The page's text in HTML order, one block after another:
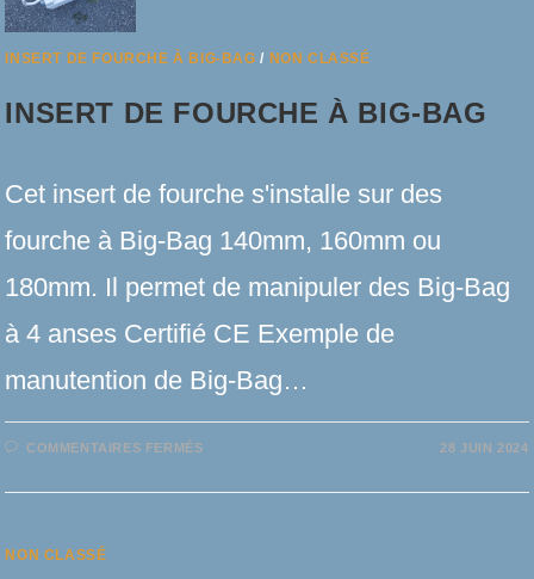
INSERT DE FOURCHE À BIG-BAG / NON CLASSÉ
INSERT DE FOURCHE À BIG-BAG
Cet insert de fourche s'installe sur des
fourche à Big-Bag 140mm, 160mm ou
180mm. Il permet de manipuler des Big-Bag
à 4 anses Certifié CE Exemple de
manutention de Big-Bag…
COMMENTAIRES FERMÉSSUR
FOURCHE
28 JUIN 2024
NON CLASSÉ